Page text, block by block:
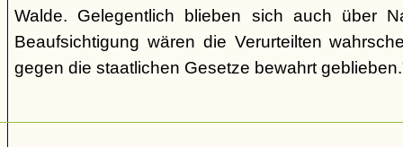
Walde. Gelegentlich blieben sich auch über
Beaufsichtigung wären die Verurteilten
gegen die staatlichen Gesetze bewahrt